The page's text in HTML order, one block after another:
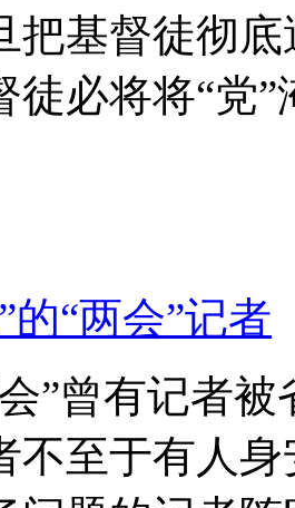
把基督徒彻
徒必将将“党”
的“两会”记者
”曾有记者
不至于有人